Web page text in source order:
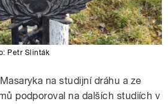
Petr Slinták
na studijní dráhu a ze
podporoval na dalších studiích v